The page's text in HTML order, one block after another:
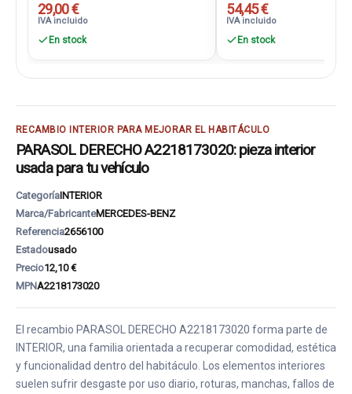
29,00 €
IVA incluido
En stock
54,45 €
IVA incluido
En stock
RECAMBIO INTERIOR PARA MEJORAR EL HABITÁCULO
PARASOL DERECHO A2218173020: pieza interior
usada para tu vehículo
CategoríaINTERIOR
Marca/FabricanteMERCEDES-BENZ
Referencia2656100
Estadousado
Precio12,10 €
MPNA2218173020
El recambio PARASOL DERECHO A2218173020 forma parte de
INTERIOR, una familia orientada a recuperar comodidad, estética
y funcionalidad dentro del habitáculo. Los elementos interiores
suelen sufrir desgaste por uso diario, roturas, manchas, fallos de